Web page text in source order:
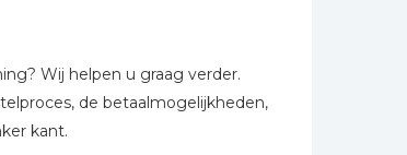
Wij helpen u graag verder.
de betaalmogelijkheden,
kant.